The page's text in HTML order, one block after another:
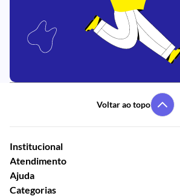
Voltar ao topo
Institucional
Atendimento
Ajuda
Categorias